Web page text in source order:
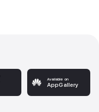
Available on
AppGallery